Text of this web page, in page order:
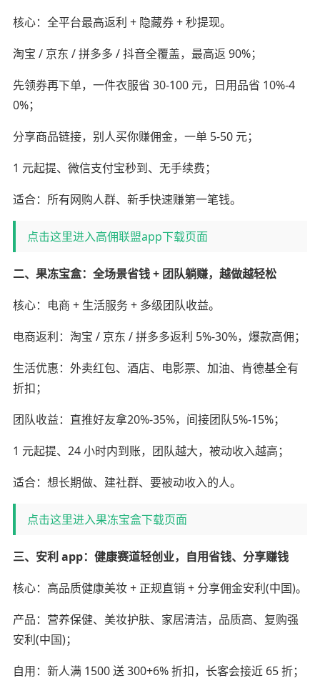
核心：全平台最高返利 + 隐藏券 + 秒提现。
淘宝 / 京东 / 拼多多 / 抖音全覆盖，最高返 90%；
先领券再下单，一件衣服省 30-100 元，日用品省 10%-4
0%；
分享商品链接，别人买你赚佣金，一单 5-50 元；
1 元起提、微信支付宝秒到、无手续费；
适合：所有网购人群、新手快速赚第一笔钱。
点击这里进入高佣联盟app下载页面
二、果冻宝盒：全场景省钱 + 团队躺赚，越做越轻松
核心：电商 + 生活服务 + 多级团队收益。
电商返利：淘宝 / 京东 / 拼多多返利 5%-30%，爆款高佣；
生活优惠：外卖红包、酒店、电影票、加油、肯德基全有
折扣；
团队收益：直推好友拿20%-35%，间接团队5%-15%；
1 元起提、24 小时内到账，团队越大，被动收入越高；
适合：想长期做、建社群、要被动收入的人。
点击这里进入果冻宝盒下载页面
三、安利 app：健康赛道轻创业，自用省钱、分享赚钱
核心：高品质健康美妆 + 正规直销 + 分享佣金安利(中国)。
产品：营养保健、美妆护肤、家居清洁，品质高、复购强
安利(中国)；
自用：新人满 1500 送 300+6% 折扣，长客会接近 65 折；